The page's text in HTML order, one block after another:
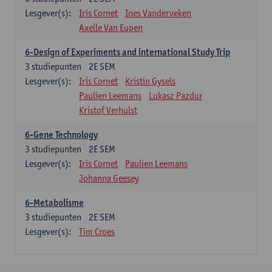
Lesgever(s):
Iris Cornet
Ines Vanderveken
Axelle Van Eupen
6-Design of Experiments and international Study Trip
2E SEM
3 studiepunten
Lesgever(s):
Iris Cornet
Kristin Gysels
Paulien Leemans
Lukasz Pazdur
Kristof Verhulst
6-Gene Technology
2E SEM
3 studiepunten
Lesgever(s):
Iris Cornet
Paulien Leemans
Johanna Geesey
6-Metabolisme
2E SEM
3 studiepunten
Lesgever(s):
Tim Croes